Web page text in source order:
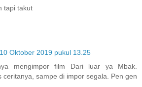
tapi takut
10 Oktober 2019 pukul 13.25
mengimpor film Dari luar ya Mbak.
ceritanya, sampe di impor segala. Pen gen